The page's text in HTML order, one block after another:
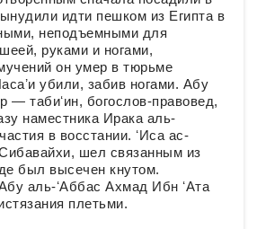
идти пешком из Египта в
неподъемными для
руками и ногами,
он умер в тюрьме
убили, забив ногами. Абу
— табиʻин, богослов-правовед,
наместника Ирака аль-
в восстании. ʻИса ас-
шел связанным из
был высечен кнутом.
аль-ʻАббас Ахмад Ибн ʻАта
плетьми.